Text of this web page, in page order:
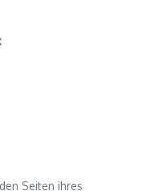
Seiten ihres